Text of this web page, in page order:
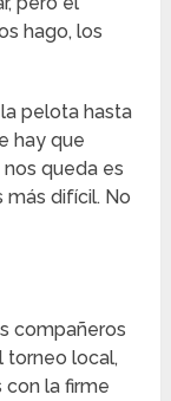
hago, los
pelota hasta
hay que
queda es
más difícil. No
compañeros
torneo local,
con la firme